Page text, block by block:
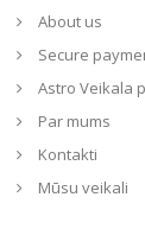
About us
Secure
Astro Veikala
Par mums
Kontakti
Mūsu veikali